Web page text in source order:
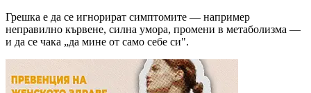
Грешка е да се игнорират симптомите — например
неправилно кървене, силна умора, промени в метаболизма —
и да се чака „да мине от само себе си".